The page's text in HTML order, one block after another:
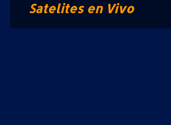
Satelites en Vivo